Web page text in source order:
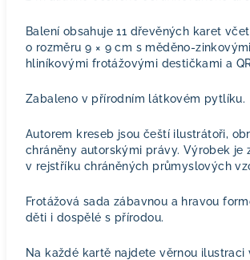
Balení obsahuje 11 dřevěných karet
o rozměru 9 × 9 cm s měděno-
hliníkovými frotážovými destičkami a
Zabaleno v přírodním látkovém pytlíku.
Autorem kreseb jsou čeští ilustrátoři,
chráněny autorskými právy. Výrobek je
v rejstříku chráněných průmyslových
Frotážová sada zábavnou a hravou
děti i dospělé s přírodou.
Na každé kartě najdete věrnou ilustraci